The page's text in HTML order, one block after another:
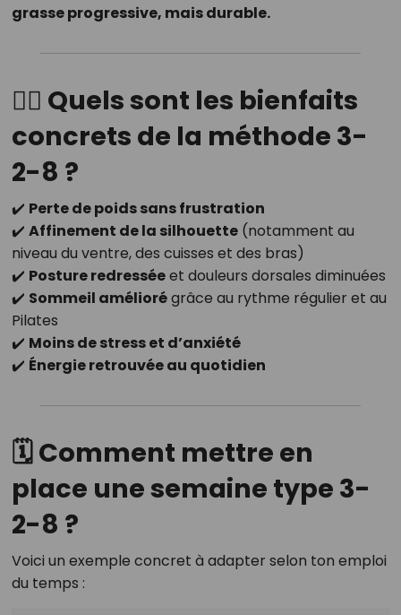
grasse progressive, mais durable.
🧘‍♀️ Quels sont les bienfaits
concrets de la méthode 3-
2-8 ?
✔️ Perte de poids sans frustration
✔️ Affinement de la silhouette(notamment au
niveau du ventre, des cuisses et des bras)
✔️ Posture redresséeet douleurs dorsales diminuées
✔️ Sommeil améliorégrâce au rythme régulier et au
Pilates
✔️ Moins de stress et d’anxiété
✔️ Énergie retrouvée au quotidien
🗓️Comment mettre en
place une semaine type 3-
2-8 ?
Voici un exemple concret à adapter selon ton emploi
du temps :